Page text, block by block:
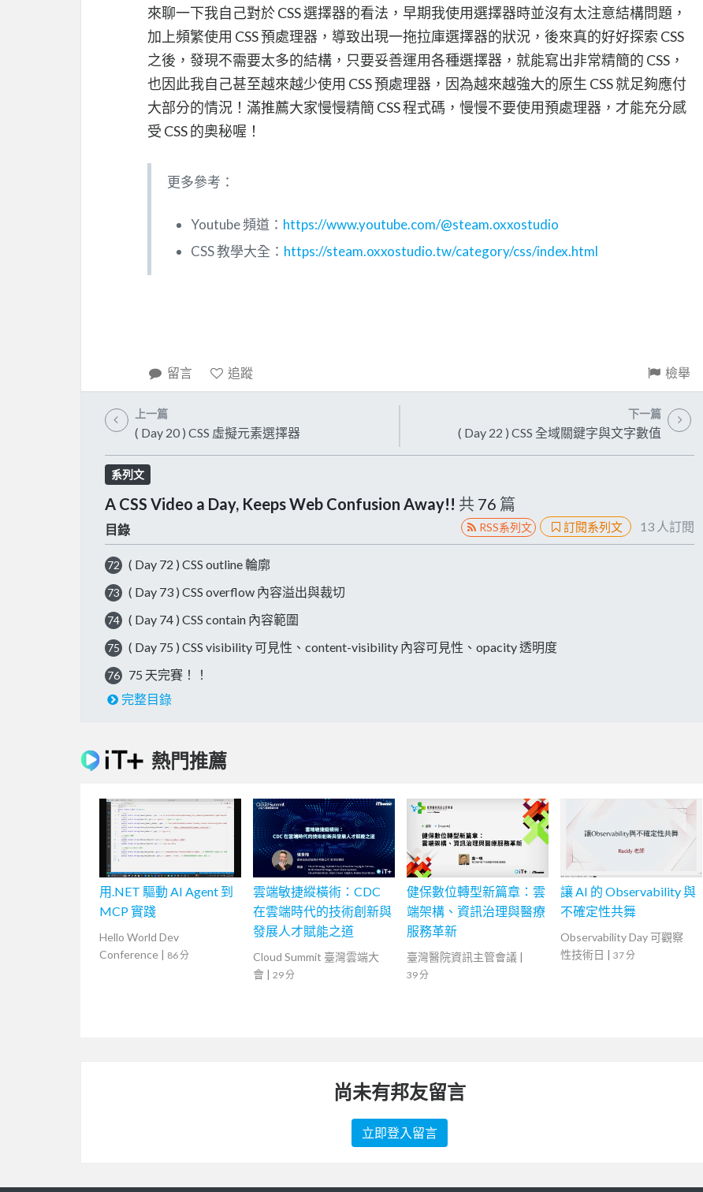
來聊一下我自己對於 CSS 選擇器的看法，早期我使用選擇器時並沒有太注意結構問題，
加上頻繁使用 CSS 預處理器，導致出現一拖拉庫選擇器的狀況，後來真的好好探索 CSS
之後，發現不需要太多的結構，只要妥善運用各種選擇器，就能寫出非常精簡的 CSS，
也因此我自己甚至越來越少使用 CSS 預處理器，因為越來越強大的原生 CSS 就足夠應付
大部分的情況！滿推薦大家慢慢精簡 CSS 程式碼，慢慢不要使用預處理器，才能充分感
受 CSS 的奧秘喔！
更多參考：
Youtube 頻道： https://www.youtube.com/@steam.oxxostudio
CSS 教學大全： https://steam.oxxostudio.tw/category/css/index.html
留言 追蹤 檢舉
上一篇
( Day 20 ) CSS 虛擬元素選擇器
下一篇
( Day 22 ) CSS 全域關鍵字與文字數值
系列文
A CSS Video a Day, Keeps Web Confusion Away!! 共 76 篇
目錄 RSS系列文 訂閱系列文 13 人訂閱
72 ( Day 72 ) CSS outline 輪廓
73 ( Day 73 ) CSS overflow 內容溢出與裁切
74 ( Day 74 ) CSS contain 內容範圍
75 ( Day 75 ) CSS visibility 可見性、content-visibility 內容可見性、opacity 透明度
76
75 天完賽！！
完整目錄
熱門推薦
用.NET 驅動 AI Agent 到
MCP 實踐
Hello World Dev
Conference | 86 分
雲端敏捷縱橫術：CDC
在雲端時代的技術創新與
發展人才賦能之道
Cloud Summit 臺灣雲端大
會 | 29 分
健保數位轉型新篇章：雲
端架構、資訊治理與醫療
服務革新
臺灣醫院資訊主管會議 |
39 分
讓 AI 的 Observability 與
不確定性共舞
Observability Day 可觀察
性技術日 | 37 分
尚未有邦友留言
立即登入留言